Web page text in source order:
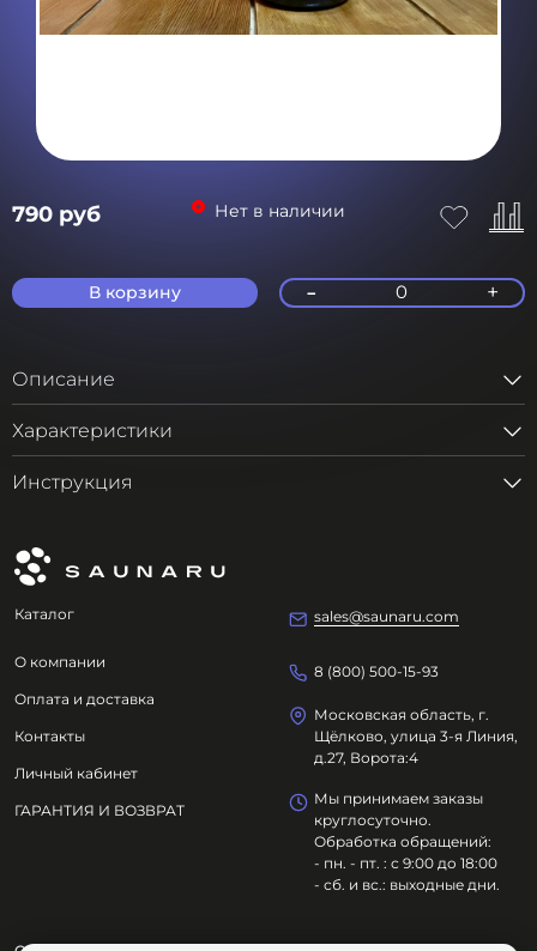
790 руб Нет в наличии
В корзину - 0 +
Описание
Характеристики
Инструкция
Каталог
О компании
Оплата и доставка
Контакты
Личный кабинет
ГАРАНТИЯ И ВОЗВРАТ
sales@saunaru.com
8 (800) 500-15-93
Московская область, г.
Щёлково, улица 3-я Линия,
д.27, Ворота:4
Мы принимаем заказы
круглосуточно.
Обработка обращений:
- пн. - пт. : с 9:00 до 18:00
- сб. и вс.: выходные дни.